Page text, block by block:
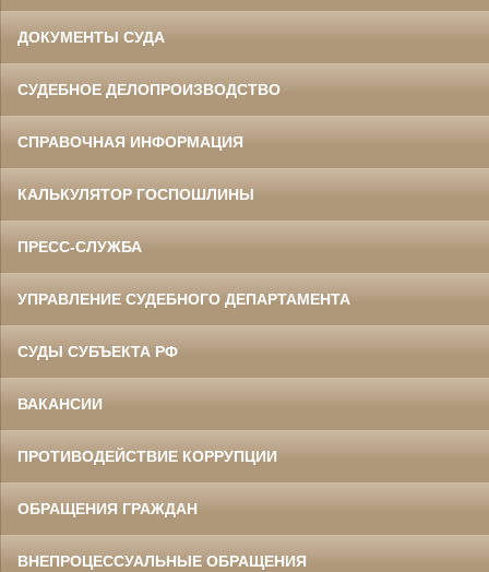
ДОКУМЕНТЫ СУДА
СУДЕБНОЕ ДЕЛОПРОИЗВОДСТВО
СПРАВОЧНАЯ ИНФОРМАЦИЯ
КАЛЬКУЛЯТОР ГОСПОШЛИНЫ
ПРЕСС-СЛУЖБА
УПРАВЛЕНИЕ СУДЕБНОГО ДЕПАРТАМЕНТА
СУДЫ СУБЪЕКТА РФ
ВАКАНСИИ
ПРОТИВОДЕЙСТВИЕ КОРРУПЦИИ
ОБРАЩЕНИЯ ГРАЖДАН
ВНЕПРОЦЕССУАЛЬНЫЕ ОБРАЩЕНИЯ